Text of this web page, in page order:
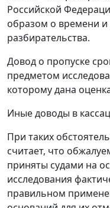
Российской
образом о времени и
разбирательства.
Довод о пропуске
предметом
которому дана
Иные доводы в
При таких
считает, что
приняты судами на
исследования
правильном